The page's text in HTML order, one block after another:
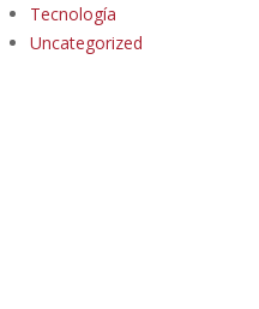
Tecnología
Uncategorized